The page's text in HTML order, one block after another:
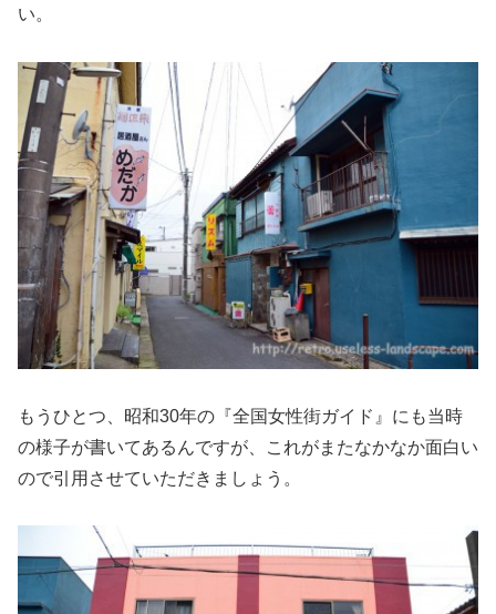
い。
もうひとつ、昭和30年の『全国女性街ガイド』にも当時
の様子が書いてあるんですが、これがまたなかなか面白い
ので引用させていただきましょう。